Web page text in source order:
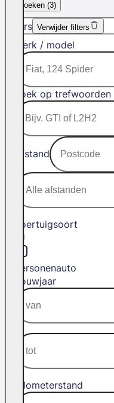
Zoeken (3)
Filters Verwijder filters
Merk / model
Zoek op trefwoorden
Afstand
Voertuigsoort
Personenauto
Bouwjaar
Kilometerstand